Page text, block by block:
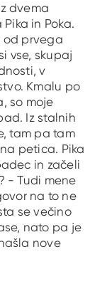
dvema
in Poka.
od prvega
vse, skupaj
v
Kmalu po
so moje
Iz stalnih
tam pa tam
petica. Pika
in začeli
- Tudi mene
na to ne
se večino
nato pa je
nove